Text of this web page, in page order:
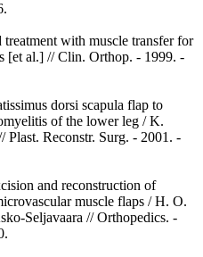
with muscle transfer for
[et al.] // Clin. Orthop. - 1999. -
dorsi scapula flap to
of the lower leg / K.
Plast. Reconstr. Surg. - 2001. -
and reconstruction of
muscle flaps / H. O.
Seljavaara // Orthopedics. -